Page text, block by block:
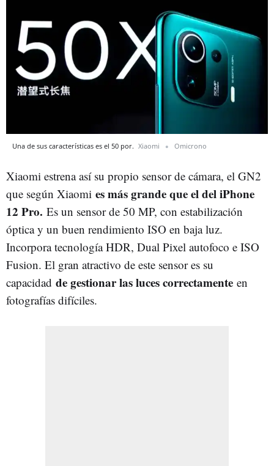
Una de sus características es el 50 por. Xiaomi Omicrono
Xiaomi estrena así su propio sensor de cámara, el GN2
que según Xiaomi es más grande que el del iPhone
12 Pro. Es un sensor de 50 MP, con estabilización
óptica y un buen rendimiento ISO en baja luz.
Incorpora tecnología HDR, Dual Pixel autofoco e ISO
Fusion. El gran atractivo de este sensor es su
capacidad de gestionar las luces correctamente en
fotografías difíciles.